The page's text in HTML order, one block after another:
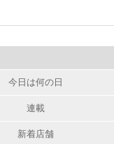
今日は何の日
連載
新着店舗